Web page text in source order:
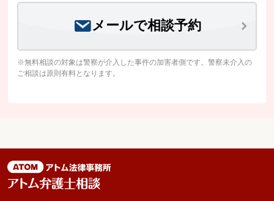
メールで相談予約
※無料相談の対象は警察が介入した事件の加害者側です。警察未介入の
ご相談は原則有料となります。